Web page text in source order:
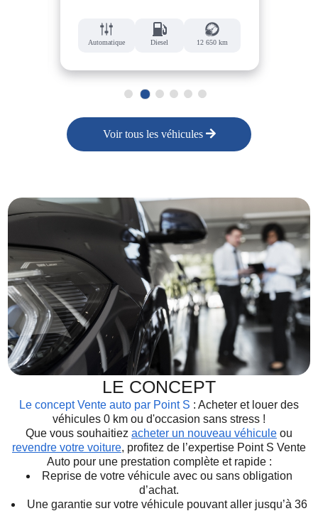
Automatique Diesel 12 650 km
2
Voir tous les véhicules
LE CONCEPT
Le concept Vente auto par Point S : Acheter et louer des
véhicules 0 km ou d'occasion sans stress !
Que vous souhaitiez acheter un nouveau véhicule ou
revendre votre voiture, profitez de l’expertise Point S Vente
Auto pour une prestation complète et rapide :
Reprise de votre véhicule avec ou sans obligation
d’achat.
Une garantie sur votre véhicule pouvant aller jusqu’à 36